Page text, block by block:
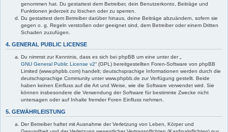
genommen hat. Du gestattest dem Betreiber, dein Benutzerkonto, Beiträge und
Funktionen jederzeit zu löschen oder zu sperren.
Du gestattest dem Betreiber darüber hinaus, deine Beiträge abzuändern, sofern sie
gegen o. g. Regeln verstoßen oder geeignet sind, dem Betreiber oder einem Dritten
Schaden zuzufügen.
4. GENERAL PUBLIC LICENSE
Du nimmst zur Kenntnis, dass es sich bei phpBB um eine unter der „
GNU General Public License v2“ (GPL) bereitgestellten Foren-Software von phpBB
Limited (www.phpbb.com) handelt; deutschsprachige Informationen werden durch die
deutschsprachige Community unter www.phpbb.de zur Verfügung gestellt. Beide
haben keinen Einfluss auf die Art und Weise, wie die Software verwendet wird. Sie
können insbesondere die Verwendung der Software für bestimmte Zwecke nicht
untersagen oder auf Inhalte fremder Foren Einfluss nehmen.
5. GEWÄHRLEISTUNG
Der Betreiber haftet mit Ausnahme der Verletzung von Leben, Körper und